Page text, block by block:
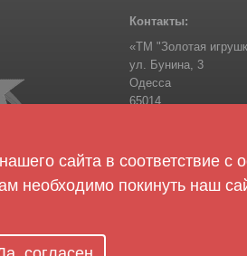
Контакты:
«ТМ "Золотая
ул. Бунина, 3
Одесса
65014
сайта в соответствие с
необходимо покинуть наш